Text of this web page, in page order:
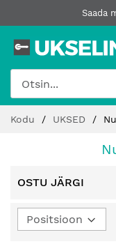
Saada
sisu
Kodu UKSED
OSTU JÄRGI